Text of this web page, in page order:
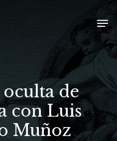
de
con Luis
Muñoz